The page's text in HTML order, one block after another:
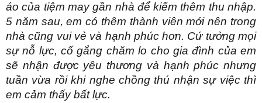
áo của tiệm may gần nhà để kiếm thêm thu nhập.
5 năm sau, em có thêm thành viên mới nên trong
nhà cũng vui vẻ và hạnh phúc hơn. Cứ tưởng mọi
sự nỗ lực, cố gắng chăm lo cho gia đình của em
sẽ nhận được yêu thương và hạnh phúc nhưng
tuần vừa rồi khi nghe chồng thú nhận sự việc thì
em cảm thấy bất lực.